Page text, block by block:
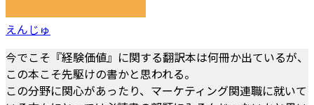
えんじゅ
今でこそ『経験価値』に関する翻訳本は何冊か出ているが、
この本こそ先駆けの書かと思われる。
この分野に関心があったり、マーケティング関連職に就いて